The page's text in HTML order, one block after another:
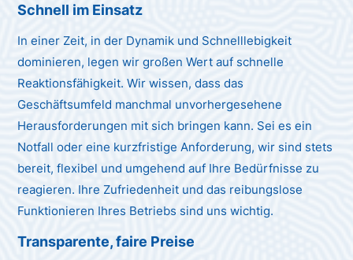
Schnell im Einsatz
In einer Zeit, in der Dynamik und Schnelllebigkeit
dominieren, legen wir großen Wert auf schnelle
Reaktionsfähigkeit. Wir wissen, dass das
Geschäftsumfeld manchmal unvorhergesehene
Herausforderungen mit sich bringen kann. Sei es ein
Notfall oder eine kurzfristige Anforderung, wir sind stets
bereit, flexibel und umgehend auf Ihre Bedürfnisse zu
reagieren. Ihre Zufriedenheit und das reibungslose
Funktionieren Ihres Betriebs sind uns wichtig.
Transparente, faire Preise